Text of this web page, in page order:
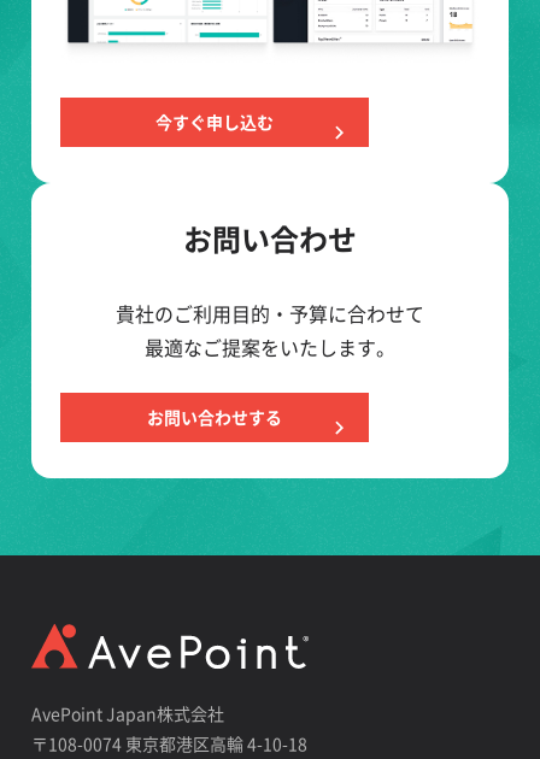
今すぐ申し込む
お問い合わせ
貴社のご利用目的・予算に合わせて
最適なご提案をいたします。
お問い合わせする
AvePoint Japan株式会社
〒108-0074 東京都港区高輪 4-10-18